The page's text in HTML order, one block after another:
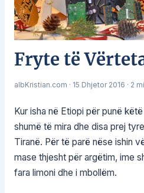
Fryte të
albKristian.com · 15 Dhjetor 2016 · 2
Kur isha në Etiopi për punë
shumë të mira dhe disa prej
Tiranë. Për të parë nëse ishin
mase thjesht për argëtim, ime
fara limoni dhe i mbollëm.